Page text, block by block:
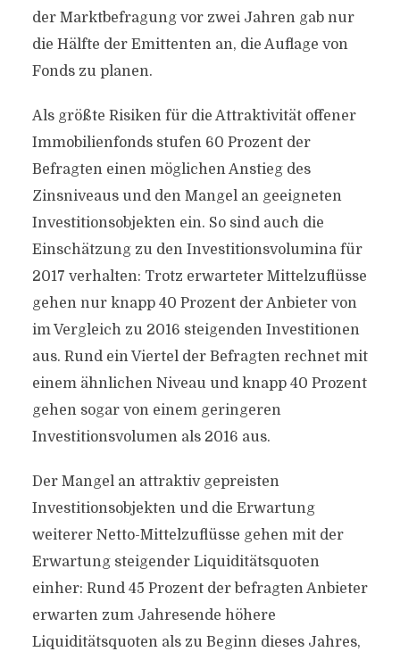
der Marktbefragung vor zwei Jahren gab nur
die Hälfte der Emittenten an, die Auflage von
Fonds zu planen.
Als größte Risiken für die Attraktivität offener
Immobilienfonds stufen 60 Prozent der
Befragten einen möglichen Anstieg des
Zinsniveaus und den Mangel an geeigneten
Investitionsobjekten ein. So sind auch die
Einschätzung zu den Investitionsvolumina für
2017 verhalten: Trotz erwarteter Mittelzuflüsse
gehen nur knapp 40 Prozent der Anbieter von
im Vergleich zu 2016 steigenden Investitionen
aus. Rund ein Viertel der Befragten rechnet mit
einem ähnlichen Niveau und knapp 40 Prozent
gehen sogar von einem geringeren
Investitionsvolumen als 2016 aus.
Der Mangel an attraktiv gepreisten
Investitionsobjekten und die Erwartung
weiterer Netto-Mittelzuflüsse gehen mit der
Erwartung steigender Liquiditätsquoten
einher: Rund 45 Prozent der befragten Anbieter
erwarten zum Jahresende höhere
Liquiditätsquoten als zu Beginn dieses Jahres,